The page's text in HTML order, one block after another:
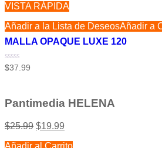
VISTA RÁPIDA
Añadir a la Lista de DeseosAñadir a
MALLA OPAQUE LUXE 120
Valorado
5
$37.99
Pantimedia HELENA
$25.99 $19.99
Añadir al Carrito